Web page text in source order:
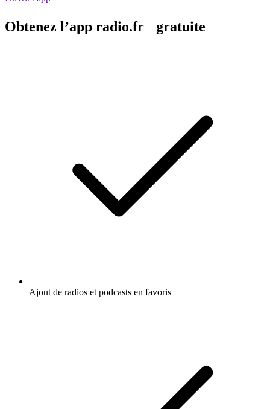
Obtenez l’app radio.fr gratuite
Ajout de radios et podcasts en favoris